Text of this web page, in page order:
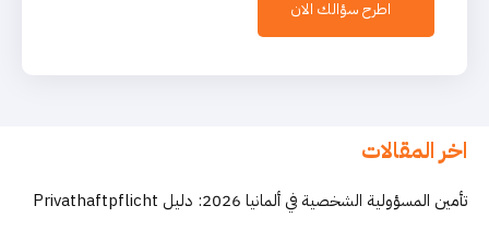
اطرح سؤالك الان
اخر المقالات
تأمين المسؤولية الشخصية في ألمانيا 2026: دليل Privathaftpflicht